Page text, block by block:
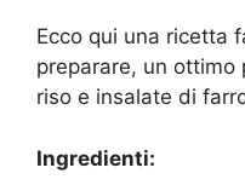
Ecco qui una ricetta
preparare, un ottimo
riso e insalate di
Ingredienti: